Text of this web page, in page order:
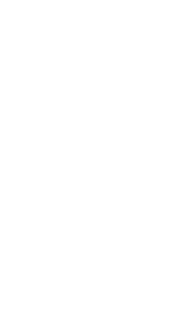
godinu - Grad Pakrac